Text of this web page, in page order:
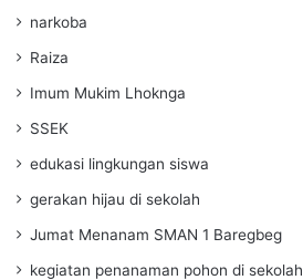
narkoba
Raiza
Imum Mukim Lhoknga
SSEK
edukasi lingkungan siswa
gerakan hijau di sekolah
Jumat Menanam SMAN 1 Baregbeg
kegiatan penanaman pohon di sekolah